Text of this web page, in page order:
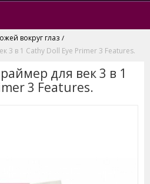
вокруг глаз /
в 1 Cathy Doll Eye Primer 3 Features.
для век 3 в 1
3 Features.